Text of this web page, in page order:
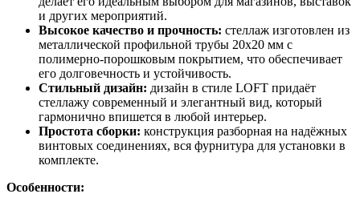
и других мероприятий.
Высокое качество и прочность: стеллаж изготовлен из
металлической профильной трубы 20х20 мм с
полимерно-порошковым покрытием, что обеспечивает
его долговечность и устойчивость.
Стильный дизайн: дизайн в стиле LOFT придаёт
стеллажу современный и элегантный вид, который
гармонично впишется в любой интерьер.
Простота сборки: конструкция разборная на надёжных
винтовых соединениях, вся фурнитура для установки в
комплекте.
Особенности: